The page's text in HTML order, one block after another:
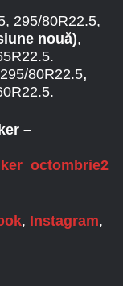
295/80R22.5,
nouă),
80R22.5,
–
, Instagram,